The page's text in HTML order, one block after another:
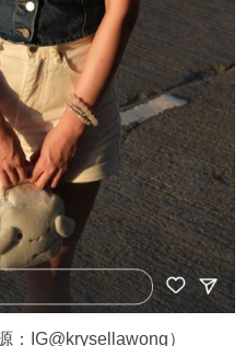
：IG@krysellawong）